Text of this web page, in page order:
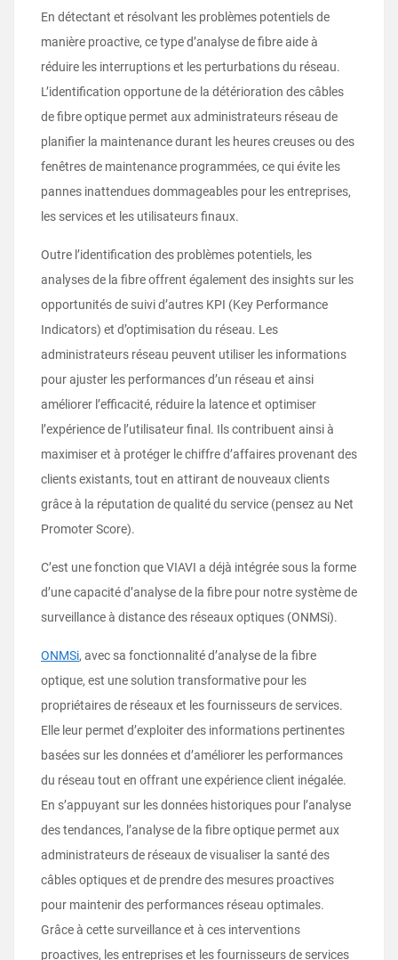
En détectant et résolvant les problèmes potentiels de
manière proactive, ce type d’analyse de fibre aide à
réduire les interruptions et les perturbations du réseau.
L’identification opportune de la détérioration des câbles
de fibre optique permet aux administrateurs réseau de
planifier la maintenance durant les heures creuses ou des
fenêtres de maintenance programmées, ce qui évite les
pannes inattendues dommageables pour les entreprises,
les services et les utilisateurs finaux.
Outre l’identification des problèmes potentiels, les
analyses de la fibre offrent également des insights sur les
opportunités de suivi d’autres KPI (Key Performance
Indicators) et d’optimisation du réseau. Les
administrateurs réseau peuvent utiliser les informations
pour ajuster les performances d’un réseau et ainsi
améliorer l’efficacité, réduire la latence et optimiser
l’expérience de l’utilisateur final. Ils contribuent ainsi à
maximiser et à protéger le chiffre d’affaires provenant des
clients existants, tout en attirant de nouveaux clients
grâce à la réputation de qualité du service (pensez au Net
Promoter Score).
C’est une fonction que VIAVI a déjà intégrée sous la forme
d’une capacité d’analyse de la fibre pour notre système de
surveillance à distance des réseaux optiques (ONMSi).
ONMSi, avec sa fonctionnalité d’analyse de la fibre
optique, est une solution transformative pour les
propriétaires de réseaux et les fournisseurs de services.
Elle leur permet d’exploiter des informations pertinentes
basées sur les données et d’améliorer les performances
du réseau tout en offrant une expérience client inégalée.
En s’appuyant sur les données historiques pour l’analyse
des tendances, l’analyse de la fibre optique permet aux
administrateurs de réseaux de visualiser la santé des
câbles optiques et de prendre des mesures proactives
pour maintenir des performances réseau optimales.
Grâce à cette surveillance et à ces interventions
proactives, les entreprises et les fournisseurs de services